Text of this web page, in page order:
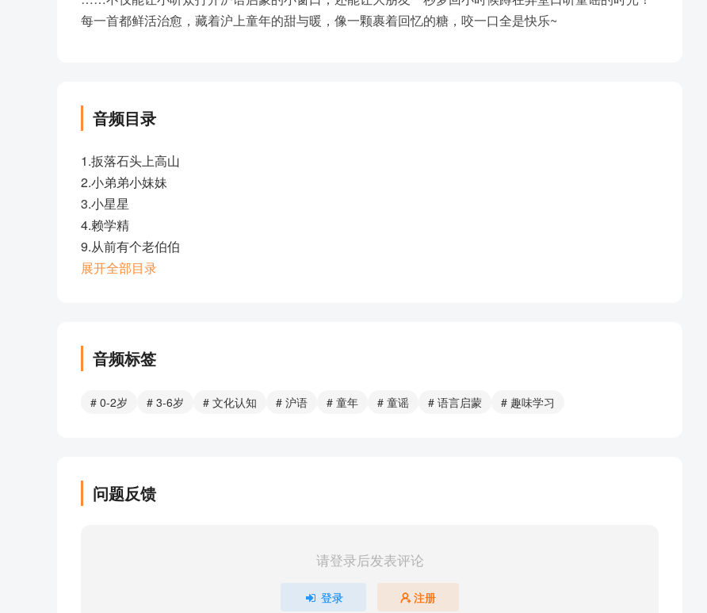
每一首都鲜活治愈，藏着沪上童年的甜与暖，像一颗裹着回忆的糖，咬一口全是快乐~
音频目录
1.扳落石头上高山
2.小弟弟小妹妹
3.小星星
4.赖学精
9.从前有个老伯伯
11.从前有座庙
18.陆老头
19.小三子
21.笃笃笃 卖糖粥
26.接口令
27.木头人
展开全部目录
音频标签
# 0-2岁 # 3-6岁 # 文化认知 # 沪语 # 童年 # 童谣 # 语言启蒙 # 趣味学习
问题反馈
请登录后发表评论
登录 注册